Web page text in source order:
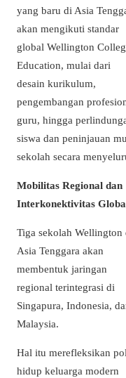
yang baru di Asia
akan mengikuti standar
global Wellington
Education, mulai dari
desain kurikulum,
pengembangan
guru, hingga
siswa dan peninjauan
sekolah secara
Mobilitas Regional dan
Interkonektivitas
Tiga sekolah Wellington
Asia Tenggara akan
membentuk jaringan
regional terintegrasi di
Singapura, Indonesia,
Malaysia.
Hal itu merefleksikan
hidup keluarga modern